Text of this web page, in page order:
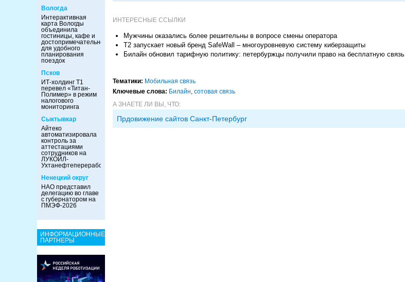
Вологда
Интерактивная
карта Вологды
объединила
гостиницы, кафе и
достопримечательности
для удобного
планирования
поездок
Псков
ИТ-холдинг Т1
перевел «Титан-
Полимер» в режим
налогового
мониторинга
Сыктывкар
Айтеко
автоматизировала
контроль за
аттестациями
сотрудников на
ЛУКОЙЛ-
Ухтанефтепереработка
Ненецкий округ
НАО представил
делегацию во главе
с губернатором на
ПМЭФ-2026
ИНФОРМАЦИОННЫЕ
ПАРТНЕРЫ
ИНТЕРЕСНЫЕ ССЫЛКИ
Мужчины оказались более решительны в вопросе смены оператора
Т2 запускает новый бренд SafeWall – многоуровневую систему киберзащиты
Билайн обновил тарифную политику: петербуржцы получили право на бесплатную связь
Тематики: Мобильная связь
Ключевые слова: Билайн, сотовая связь
А ЗНАЕТЕ ЛИ ВЫ, ЧТО:
Прдовижение сайтов Санкт-Петербург